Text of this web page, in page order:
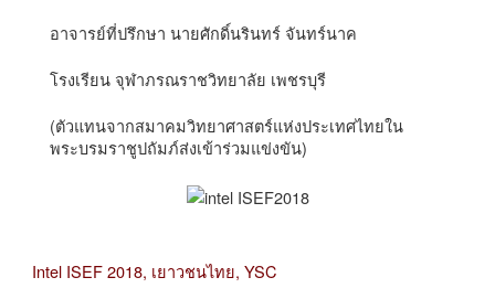
อาจารย์ที่ปรึกษา นายศักดิ์นรินทร์ จันทร์นาค
โรงเรียน จุฬาภรณราชวิทยาลัย เพชรบุรี
(ตัวแทนจากสมาคมวิทยาศาสตร์แห่งประเทศไทยใน
พระบรมราชูปถัมภ์ส่งเข้าร่วมแข่งขัน)
Intel ISEF 2018, เยาวชนไทย, YSC